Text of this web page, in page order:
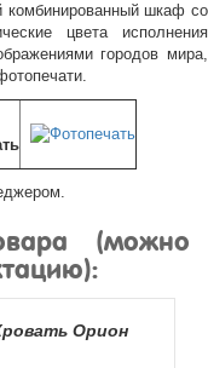
шкаф со
цвета исполнения
городов мира,
(можно
Орион